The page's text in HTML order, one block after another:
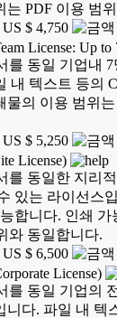
는 PDF 이용 범
US $ 4,750
License: Up to
를 동일 기업내
내 텍스트 등의
물의 이용 범위
US $ 5,250
License)
를 동일한 지리
있는 라이선스
능합니다. 인쇄
와 동일합니다.
US $ 6,500
License)
를 동일 기업의
다. 파일 내 텍